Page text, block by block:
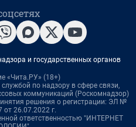
и государственных органов
«Чита.РУ» (18+)
по надзору в сфере связи,
коммуникаций (Роскомнадзор)
решения о регистрации: ЭЛ №
26.07.2022 г.
ответственностью "ИНТЕРНЕТ